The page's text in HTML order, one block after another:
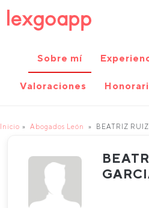
Sobre mí
Valoraciones
Inicio Abogados León BEATRIZ